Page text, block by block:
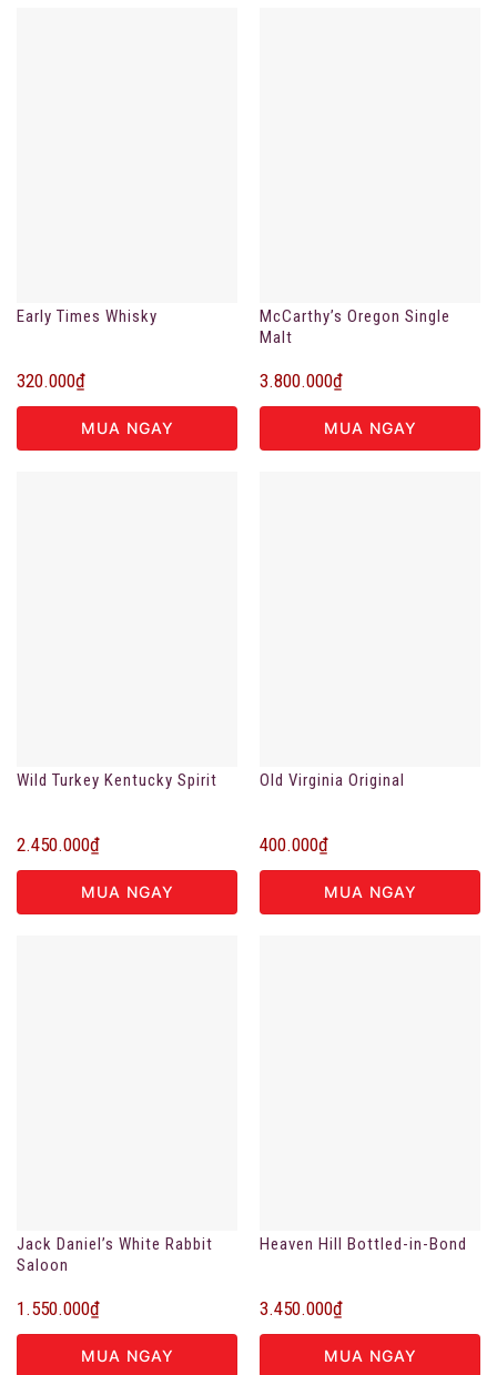
Early Times Whisky
320.000₫
MUA NGAY
McCarthy’s Oregon Single
Malt
3.800.000₫
MUA NGAY
Wild Turkey Kentucky Spirit
2.450.000₫
MUA NGAY
Old Virginia Original
400.000₫
MUA NGAY
Jack Daniel’s White Rabbit
Saloon
1.550.000₫
MUA NGAY
Heaven Hill Bottled-in-Bond
3.450.000₫
MUA NGAY